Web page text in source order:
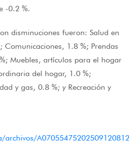
-0.2 %.
disminuciones fueron: Salud en
Comunicaciones, 1.8 %; Prendas
Muebles, artículos para el hogar
del hogar, 1.0 %;
y gas, 0.8 %; y Recreación y